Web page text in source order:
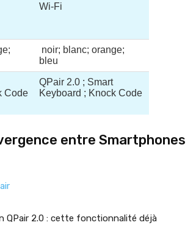
Wi-Fi
noir; blanc; orange;
bleu
Code
QPair 2.0 ; Smart
Keyboard ; Knock Code
entre Smartphones
QPair 2.0 : cette fonctionnalité déjà